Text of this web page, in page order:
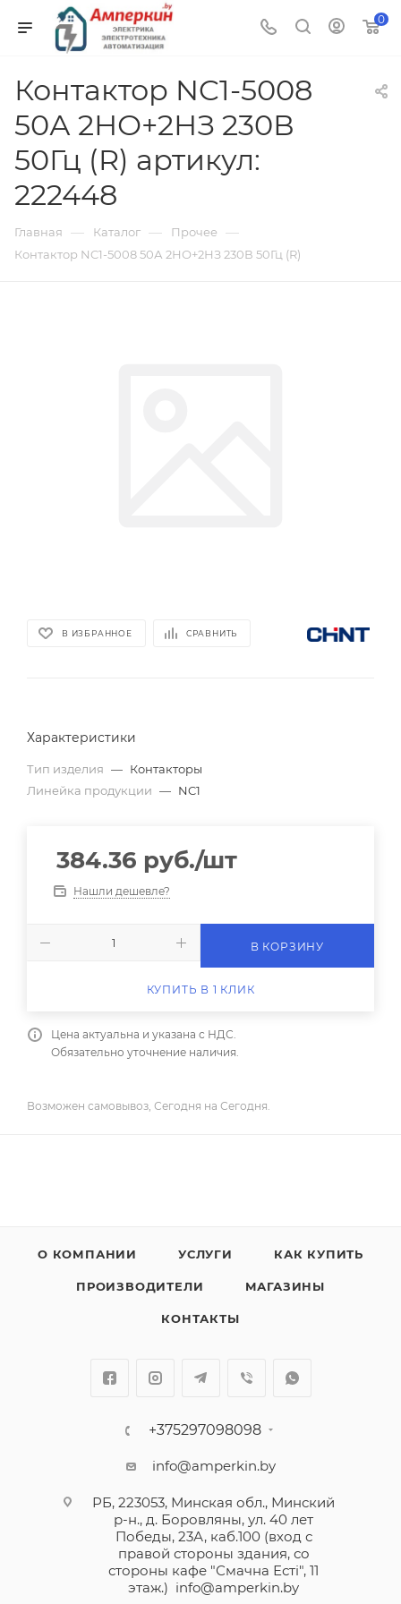
0
Контактор NC1-5008
50А 2НО+2НЗ 230В
50Гц (R) артикул:
222448
Главная — Каталог — Прочее —
Контактор NC1-5008 50А 2НО+2НЗ 230В 50Гц (R)
В ИЗБРАННОЕ СРАВНИТЬ
Характеристики
Тип изделия — Контакторы
Линейка продукции — NC1
384.36 руб./шт
Нашли дешевле?
В КОРЗИНУ
КУПИТЬ В 1 КЛИК
Цена актуальна и указана с НДС.
Обязательно уточнение наличия.
Возможен самовывоз, Сегодня на Сегодня.
О КОМПАНИИ УСЛУГИ КАК КУПИТЬ
ПРОИЗВОДИТЕЛИ МАГАЗИНЫ
КОНТАКТЫ
+375297098098
info@amperkin.by
РБ, 223053, Минская обл., Минский
р-н., д. Боровляны, ул. 40 лет
Победы, 23А, каб.100 (вход с
правой стороны здания, со
стороны кафе "Смачна Естi", 11
этаж.) info@amperkin.by